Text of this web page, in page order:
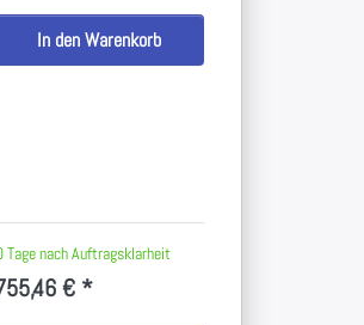
In den Warenkorb
Tage nach Auftragsklarheit
€ *